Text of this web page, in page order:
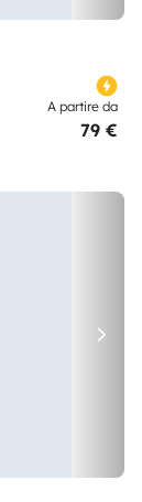
A partire da
79 €